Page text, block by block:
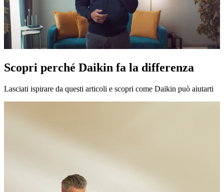
Scopri perché Daikin fa la differenza
Lasciati ispirare da questi articoli e scopri come Daikin può aiutarti